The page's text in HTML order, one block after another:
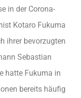
in der Corona-
Kotaro Fukuma
ihrer bevorzugten
Sebastian
hatte Fukuma in
bereits häufig